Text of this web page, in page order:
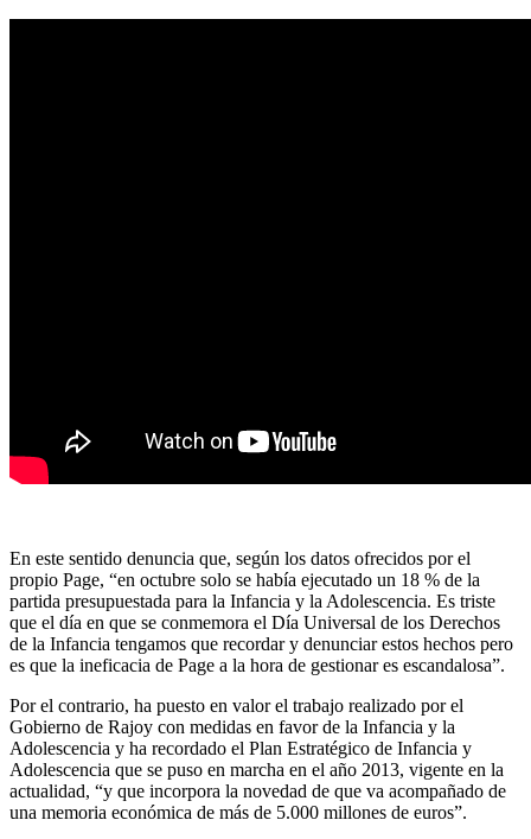
En este sentido denuncia que, según los datos ofrecidos por el
propio Page, “en octubre solo se había ejecutado un 18 % de la
partida presupuestada para la Infancia y la Adolescencia. Es triste
que el día en que se conmemora el Día Universal de los Derechos
de la Infancia tengamos que recordar y denunciar estos hechos pero
es que la ineficacia de Page a la hora de gestionar es escandalosa”.
Por el contrario, ha puesto en valor el trabajo realizado por el
Gobierno de Rajoy con medidas en favor de la Infancia y la
Adolescencia y ha recordado el Plan Estratégico de Infancia y
Adolescencia que se puso en marcha en el año 2013, vigente en la
actualidad, “y que incorpora la novedad de que va acompañado de
una memoria económica de más de 5.000 millones de euros”.